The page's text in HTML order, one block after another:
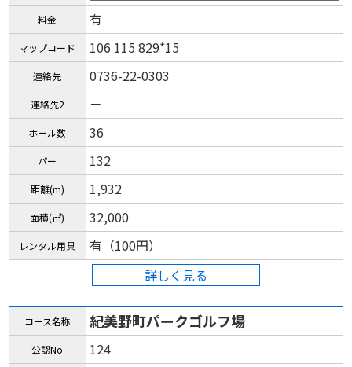
料金 有
マップコード 106 115 829*15
連絡先 0736-22-0303
連絡先2 －
ホール数 36
パー 132
距離(m) 1,932
面積(㎡) 32,000
レンタル用具
有（100円）
詳しく見る
コース名称 紀美野町パークゴルフ場
公認No 124